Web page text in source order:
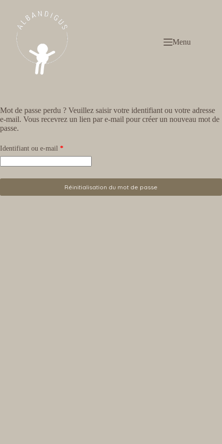
contenu
Menu
Mot de passe perdu ? Veuillez saisir votre identifiant ou votre adresse
e-mail. Vous recevrez un lien par e-mail pour créer un nouveau mot de
passe.
Identifiant ou e-mail *Obligatoire
Réinitialisation du mot de passe